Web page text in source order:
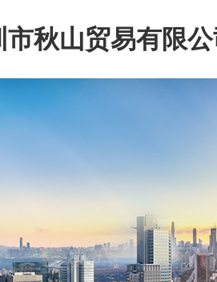
市秋山贸易有限